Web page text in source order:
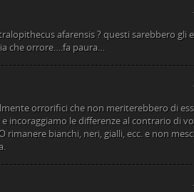
afarensis ? questi sarebbero gli
che orrore….fa paura…
orrorifici che non meriterebbero di
incoraggiamo le differenze al contrario di
rimanere bianchi, neri, gialli, ecc. e non